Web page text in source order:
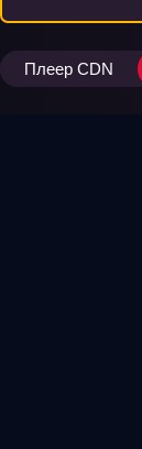
Плеер CDN